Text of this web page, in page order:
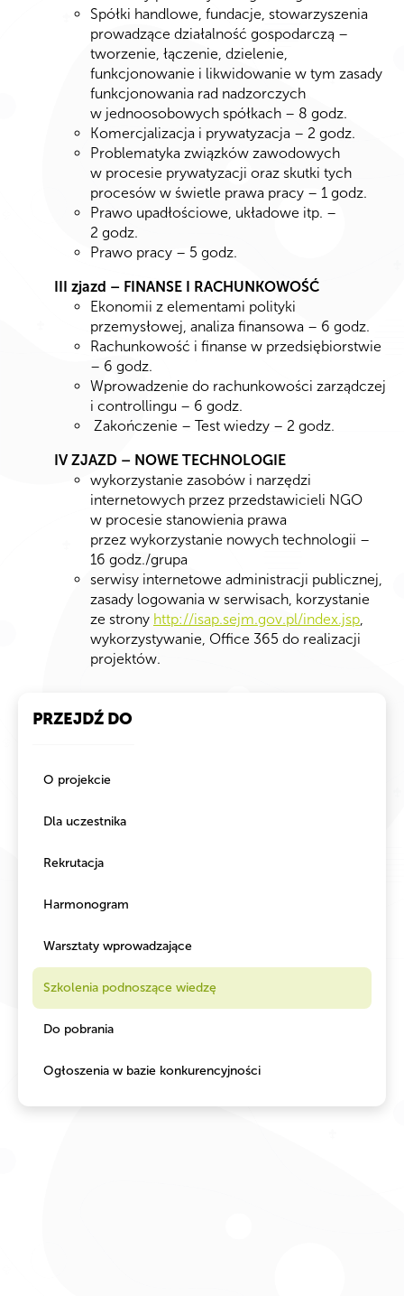
Spółki handlowe, fundacje, stowarzyszenia
prowadzące działalność gospodarczą –
tworzenie, łączenie, dzielenie,
funkcjonowanie i likwidowanie w tym zasady
funkcjonowania rad nadzorczych
w jednoosobowych spółkach – 8 godz.
Komercjalizacja i prywatyzacja – 2 godz.
Problematyka związków zawodowych
w procesie prywatyzacji oraz skutki tych
procesów w świetle prawa pracy – 1 godz.
Prawo upadłościowe, układowe itp. –
2 godz.
Prawo pracy – 5 godz.
III zjazd – FINANSE I RACHUNKOWOŚĆ
Ekonomii z elementami polityki
przemysłowej, analiza finansowa – 6 godz.
Rachunkowość i finanse w przedsiębiorstwie
– 6 godz.
Wprowadzenie do rachunkowości zarządczej
i controllingu – 6 godz.
Zakończenie – Test wiedzy – 2 godz.
IV ZJAZD – NOWE TECHNOLOGIE
wykorzystanie zasobów i narzędzi
internetowych przez przedstawicieli NGO
w procesie stanowienia prawa
przez wykorzystanie nowych technologii –
16 godz./grupa
serwisy internetowe administracji publicznej,
zasady logowania w serwisach, korzystanie
ze strony http://isap.sejm.gov.pl/index.jsp,
wykorzystywanie, Office 365 do realizacji
projektów.
PRZEJDŹ DO
O projekcie
Dla uczestnika
Rekrutacja
Harmonogram
Warsztaty wprowadzające
Szkolenia podnoszące wiedzę
Do pobrania
Ogłoszenia w bazie konkurencyjności